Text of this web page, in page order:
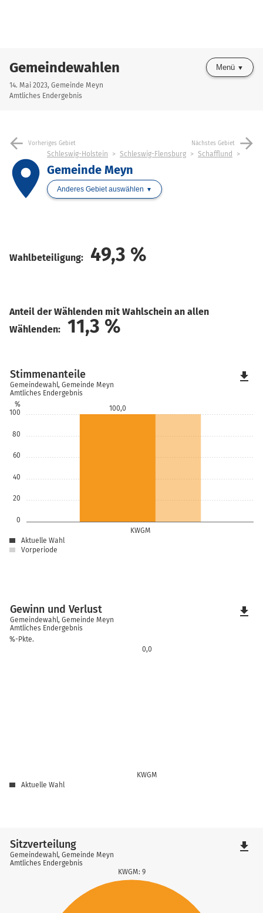
Gemeindewahlen
14. Mai 2023, Gemeinde Meyn
Amtliches Endergebnis
Menü
arrow_back Vorheriges Gebiet Nächstes Gebiet arrow_forward
place
Schleswig-Holstein Schleswig-Flensburg Schafflund
Gemeinde Meyn
Anderes Gebiet auswählen
Wahlbeteiligung: 49,3 %
Anteil der Wählenden mit Wahlschein an allen
Wählenden:
11,3 %
0
20
40
60
80
100
%
KWGM
100,0
Stimmenanteile
Gemeindewahl, Gemeinde Meyn
Amtliches Endergebnis
Aktuelle Wahl
Vorperiode
file_download
%-Pkte.
KWGM
0,0
Gewinn und Verlust
Gemeindewahl, Gemeinde Meyn
Amtliches Endergebnis
Aktuelle Wahl
file_download
KWGM: 9
Sitzverteilung
Gemeindewahl, Gemeinde Meyn
Amtliches Endergebnis
file_download